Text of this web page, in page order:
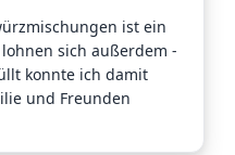
ist ein
sich außerdem -
konnte ich damit
und Freunden